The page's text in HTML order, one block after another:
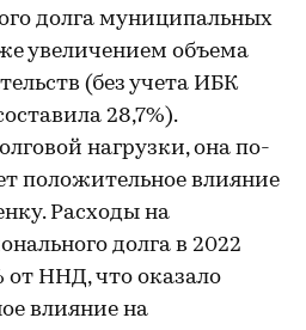
долга муниципальных
увеличением объема
(без учета ИБК
28,7%).
нагрузки, она по-
положительное влияние
Расходы на
долга в 2022
от ННД, что оказало
влияние на